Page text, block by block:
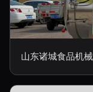
山东诸城食品机